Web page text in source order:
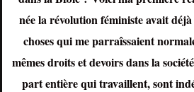
née la révolution féministe avait
choses qui me parraîssaient
mêmes droits et devoirs dans la
part entière qui travaillent, sont